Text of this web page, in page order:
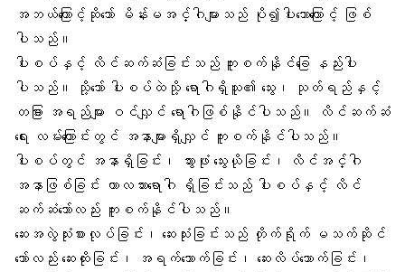
အဘယ်ကြောင့်ဆိုသော် မိန်းမအင်္ဂါများသည် ပို၍ပါးသောကြောင့် ဖြစ်
ပါသည်။
ပါးစပ်နှင့် လိင်ဆက်ဆံခြင်းသည် ကူးစက်နိုင်ခြေ နည်းပါး
ပါသည်။ သို့သော် ပါးစပ်ထဲသို့ ရောဂါရှိသူ၏ သွေး၊ သုတ်ရည်နှင့်
တခြား အရည်များ ဝင်လျှင် ရောဂါဖြစ်နိုင်ပါသည်။ လိင်ဆက်ဆံ
ရေး လမ်းကြောင်းတွင် အနာများရှိလျှင် ကူးစက်နိုင်ပါသည်။
ပါးစပ်တွင် အနာရှိခြင်း၊ သွားဖုံး သွေးယိုခြင်း၊ လိင်အင်္ဂါ
အနာဖြစ်ခြင်း ကာလသားရောဂါ ရှိခြင်းသည် ပါးစပ်နှင့် လိင်
ဆက်ဆံသော်လည်း ကူးစက်နိုင်ပါသည်။
ဆေးအလွဲသုံးစားလုပ်ခြင်း၊ ဆေးသုံးခြင်းသည် တိုက်ရိုက် မသက်ဆိုင်
သော်လည်း ဆေးထိုးခြင်း၊ အရက်သောက်ခြင်း၊ ဆေးလိပ်သောက်ခြင်း၊